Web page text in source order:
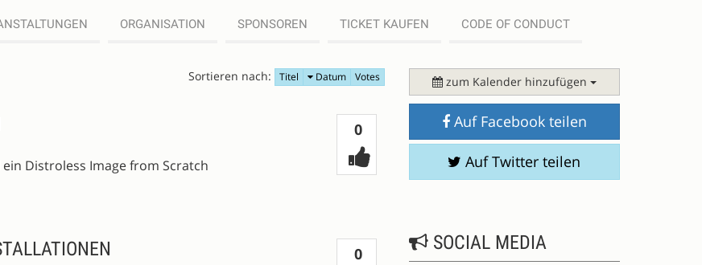
ORGANISATION SPONSOREN TICKET KAUFEN CODE OF CONDUCT
Sortieren nach: Titel Datum Votes
0Votes
Distroless Image from Scratch
0Votes
zum Kalender hinzufügen
Auf Facebook teilen
Auf Twitter teilen
SOCIAL MEDIA